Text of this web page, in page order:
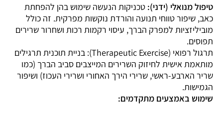
טיפול מנואלי (ידני): טכניקות הנעשה שימוש בהן להפחתת
כאב, שיפור טווחי תנועה והורדת נוקשות מפרקית. זה כולל
מוביליזציות למפרק הברך, עיסוי רקמות רכות ושחרור שרירים
תפוסים.
תרגול רפואי (Therapeutic Exercise): בניית תוכנית תרגילים
מותאמת אישית לחיזוק השרירים המייצבים סביב הברך (כמו
שריר הארבע-ראשי, שרירי הירך האחורי ושרירי העכוז) ושיפור
הגמישות.
שימוש באמצעים מתקדמים: